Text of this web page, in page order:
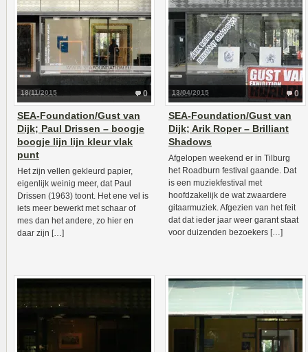
0
18/11/2015
SEA-Foundation/Gust van
Dijk; Paul Drissen – boogje
boogje lijn lijn kleur vlak
punt
Het zijn vellen gekleurd papier,
eigenlijk weinig meer, dat Paul
Drissen (1963) toont. Het ene vel is
iets meer bewerkt met schaar of
mes dan het andere, zo hier en
daar zijn […]
0
13/04/2015
SEA-Foundation/Gust van
Dijk; Arik Roper – Brilliant
Shadows
Afgelopen weekend er in Tilburg
het Roadburn festival gaande. Dat
is een muziekfestival met
hoofdzakelijk de wat zwaardere
gitaarmuziek. Afgezien van het feit
dat dat ieder jaar weer garant staat
voor duizenden bezoekers […]